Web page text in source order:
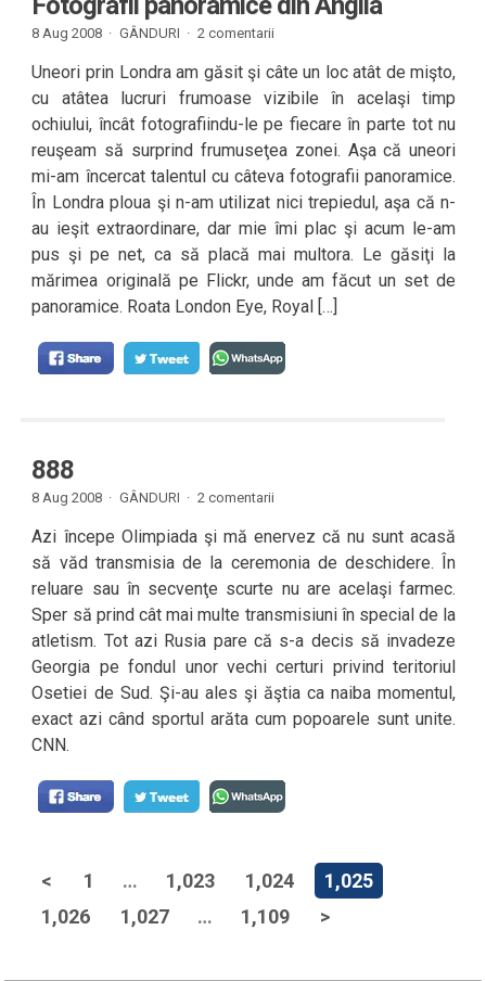
8 Aug 2008 · GÂNDURI · 2 comentarii
Uneori prin Londra am găsit şi câte un loc atât de mişto,
cu atâtea lucruri frumoase vizibile în acelaşi timp
ochiului, încât fotografiindu-le pe fiecare în parte tot nu
reuşeam să surprind frumuseţea zonei. Aşa că uneori
mi-am încercat talentul cu câteva fotografii panoramice.
În Londra ploua şi n-am utilizat nici trepiedul, aşa că n-
au ieşit extraordinare, dar mie îmi plac şi acum le-am
pus şi pe net, ca să placă mai multora. Le găsiţi la
mărimea originală pe Flickr, unde am făcut un set de
panoramice. Roata London Eye, Royal […]
888
8 Aug 2008 · GÂNDURI · 2 comentarii
Azi începe Olimpiada şi mă enervez că nu sunt acasă
să văd transmisia de la ceremonia de deschidere. În
reluare sau în secvenţe scurte nu are acelaşi farmec.
Sper să prind cât mai multe transmisiuni în special de la
atletism. Tot azi Rusia pare că s-a decis să invadeze
Georgia pe fondul unor vechi certuri privind teritoriul
Osetiei de Sud. Şi-au ales şi ăştia ca naiba momentul,
exact azi când sportul arăta cum popoarele sunt unite.
CNN.
< 1 … 1,023 1,024
1,025
1,026
1,027 … 1,109 >